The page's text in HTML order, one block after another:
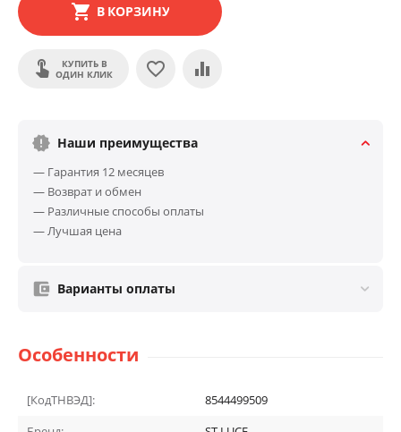
В КОРЗИНУ
КУПИТЬ В
ОДИН КЛИК
Наши преимущества
— Гарантия 12 месяцев
— Возврат и обмен
— Различные способы оплаты
— Лучшая цена
Варианты оплаты
Особенности
[КодТНВЭД]:
8544499509